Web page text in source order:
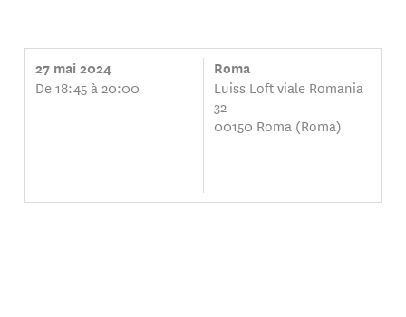
27 mai 2024
De 18:45 à 20:00
Roma
Luiss Loft viale Romania
32
00150 Roma (Roma)